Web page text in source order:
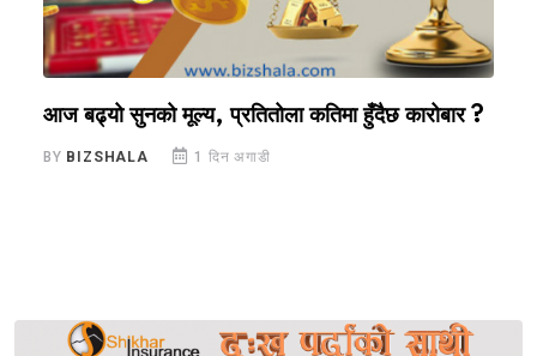
आज बढ्यो सुनको मूल्य, प्रतितोला कतिमा हुँदैछ कारोबार ?
BY BIZSHALA 1 दिन अगाडी